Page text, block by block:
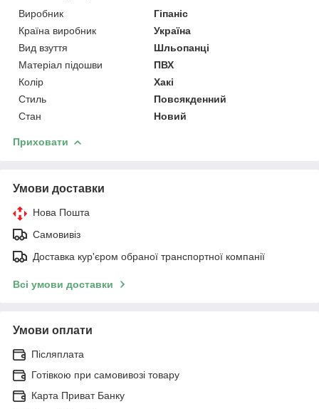
Виробник
Гіпаніс
Країна виробник
Україна
Вид взуття
Шльопанці
Матеріал підошви
ПВХ
Колір
Хакі
Стиль
Повсякденний
Стан
Новий
Приховати
Умови доставки
Нова Пошта
Самовивіз
Доставка кур'єром обраної транспортної компанії
Всі умови доставки
Умови оплати
Післяплата
Готівкою при самовивозі товару
Карта Приват Банку